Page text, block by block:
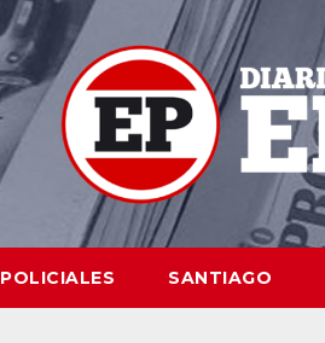
POLICIALES SANTIAGO